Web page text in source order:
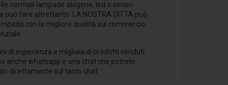
normali lampade alogene, led o xenon
può fare altrettanto. LA NOSTRA DITTA può
con la migliore qualità sul commercio
di esperienza e migliaia di prodotti venduti
anche whatsapp e una chat che potrete
direttamente sul tasto chat.